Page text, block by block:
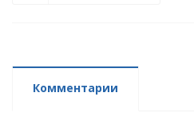
Комментарии